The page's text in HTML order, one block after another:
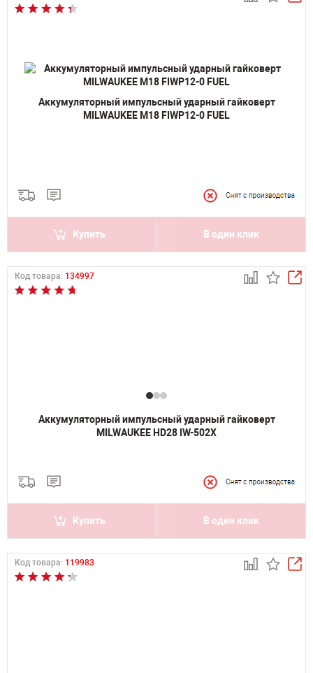
Аккумуляторный импульсный ударный гайковерт
MILWAUKEE M18 FIWP12-0 FUEL
Купить В один клик
Код товара: 134997
Аккумуляторный импульсный ударный гайковерт
MILWAUKEE HD28 IW-502X
Купить В один клик
Код товара: 119983